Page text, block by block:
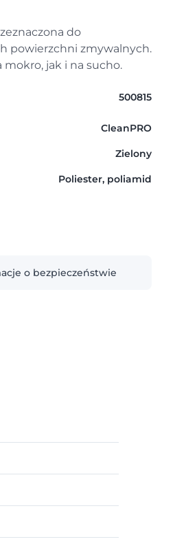
do
powierzchni zmywalnych.
jak i na sucho.
500815
CleanPRO
Zielony
Poliester, poliamid
o bezpieczeństwie